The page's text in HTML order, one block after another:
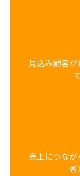
見込み顧客
売上につな
客